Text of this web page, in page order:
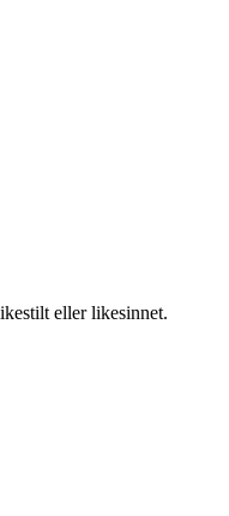
eller likesinnet.